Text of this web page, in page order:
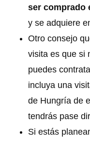
ser comprado
y se adquiere
Otro consejo
visita es que si
puedes
incluya una
de Hungría de
tendrás pase
Si estás